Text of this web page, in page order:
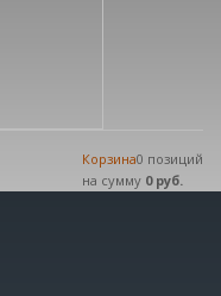
Корзина0 позиций
на сумму 0 руб.